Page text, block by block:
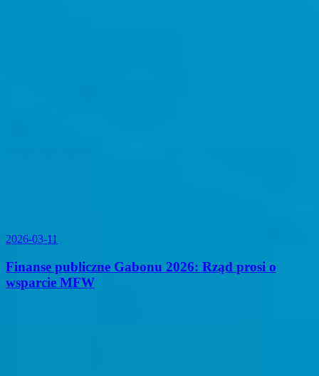
2026-03-11
Finanse publiczne Gabonu 2026: Rząd prosi o
wsparcie MFW